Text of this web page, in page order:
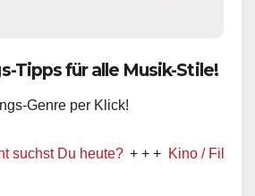
Tipps für alle Musik-Stile!
Genre per Klick!
Du heute? + + + Kino / Film + + +